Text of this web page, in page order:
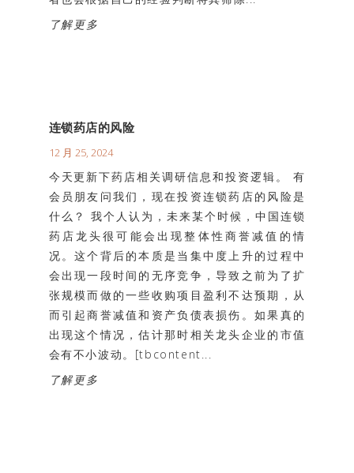
了解更多
连锁药店的风险
12 月 25, 2024
今天更新下药店相关调研信息和投资逻辑。 有
会员朋友问我们，现在投资连锁药店的风险是
什么？ 我个人认为，未来某个时候，中国连锁
药店龙头很可能会出现整体性商誉减值的情
况。这个背后的本质是当集中度上升的过程中
会出现一段时间的无序竞争，导致之前为了扩
张规模而做的一些收购项目盈利不达预期，从
而引起商誉减值和资产负债表损伤。如果真的
出现这个情况，估计那时相关龙头企业的市值
会有不小波动。[tbcontent...
了解更多